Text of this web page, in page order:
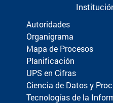
Autoridades
Organigrama
Mapa de Procesos
Planificación
UPS en Cifras
Ciencia de Datos y
Tecnologías de la